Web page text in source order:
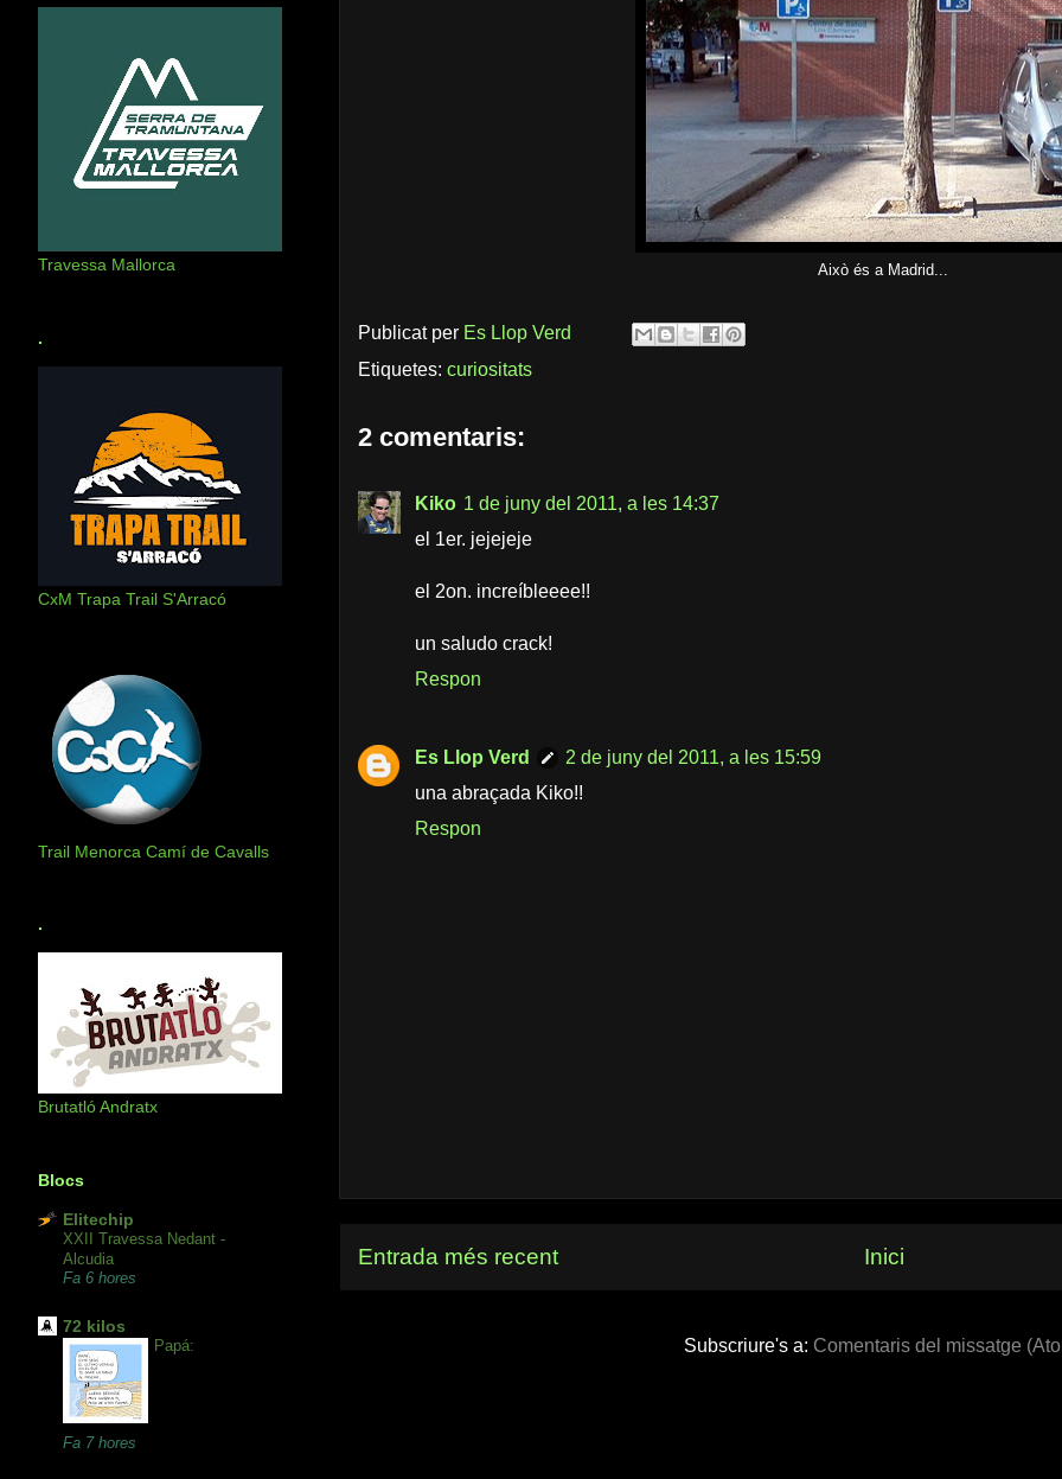
Això és a Madrid...
Publicat per Es Llop Verd
Etiquetes: curiositats
2 comentaris:
Kiko 1 de juny del 2011, a les 14:37
el 1er. jejejeje
el 2on. increíbleeee!!
un saludo crack!
Respon
Es Llop Verd
2 de juny del 2011, a les 15:59
una abraçada Kiko!!
Respon
Entrada més recent Inici
Subscriure's a: Comentaris del missatge
Travessa Mallorca
.
CxM Trapa Trail S'Arracó
Trail Menorca Camí de Cavalls
.
Brutatló Andratx
Blocs
Elitechip
XXII Travessa Nedant -
Alcudia
Fa 6 hores
72 kilos
Papá:
Fa 7 hores